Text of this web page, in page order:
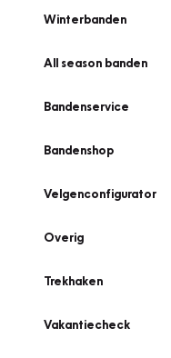
Winterbanden
All season banden
Bandenservice
Bandenshop
Velgenconfigurator
Overig
Trekhaken
Vakantiecheck